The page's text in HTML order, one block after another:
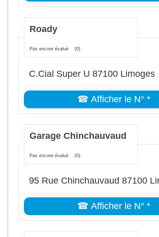
Roady
Pas encore évalué (0)
C.Cial Super U 87100 Limoges
☎ Afficher le N° *
Garage Chinchauvaud
Pas encore évalué (0)
95 Rue Chinchauvaud 87100
☎ Afficher le N° *